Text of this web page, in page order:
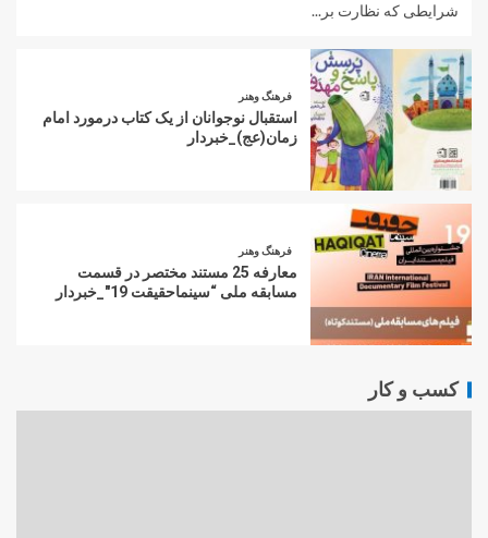
شرایطی که نظارت بر...
فرهنگ وهنر
استقبال نوجوانان از یک کتاب درمورد امام
زمان(عج)_خبردار
فرهنگ وهنر
معارفه 25 مستند مختصر در قسمت
مسابقه ملی “سینماحقیقت 19″_خبردار
کسب و کار